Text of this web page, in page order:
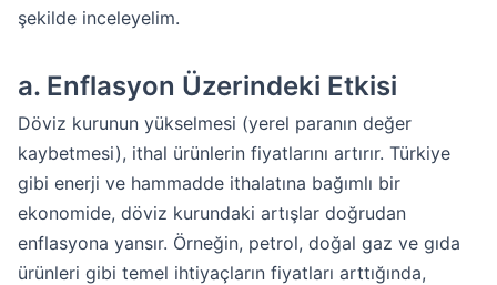
şekilde inceleyelim.
a. Enflasyon Üzerindeki Etkisi
Döviz kurunun yükselmesi (yerel paranın değer
kaybetmesi), ithal ürünlerin fiyatlarını artırır. Türkiye
gibi enerji ve hammadde ithalatına bağımlı bir
ekonomide, döviz kurundaki artışlar doğrudan
enflasyona yansır. Örneğin, petrol, doğal gaz ve gıda
ürünleri gibi temel ihtiyaçların fiyatları arttığında,